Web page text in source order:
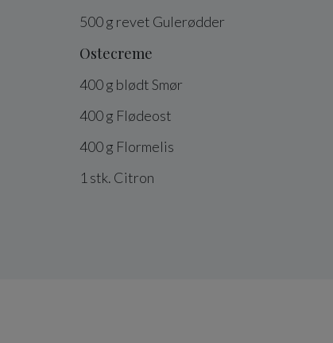
500g revet Gulerødder
Ostecreme
400g blødtSmør
400g Flødeost
400g Flormelis
1 stk. Citron